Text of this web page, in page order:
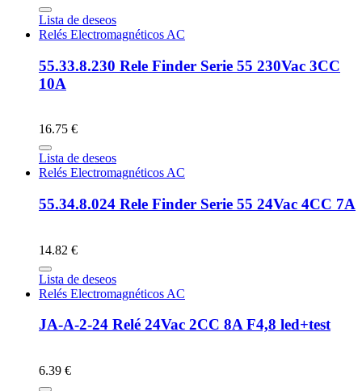
Lista de deseos
Relés Electromagnéticos AC
55.33.8.230 Rele Finder Serie 55 230Vac 3CC
10A
16.75 €
Lista de deseos
Relés Electromagnéticos AC
55.34.8.024 Rele Finder Serie 55 24Vac 4CC 7A
14.82 €
Lista de deseos
Relés Electromagnéticos AC
JA-A-2-24 Relé 24Vac 2CC 8A F4,8 led+test
6.39 €